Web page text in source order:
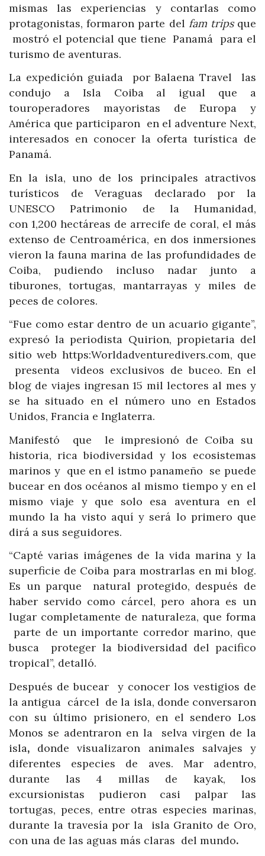
mismas las experiencias y contarlas como
protagonistas, formaron parte del fam tripsque
mostró el potencial que tiene Panamá para el
turismo de aventuras.
La expedición guiada por Balaena Travel las
condujo a Isla Coiba al igual que a
touroperadores mayoristas de Europa y
América que participaron en el adventure Next,
interesados en conocer la oferta turística de
Panamá.
En la isla, uno de los principales atractivos
turísticos de Veraguas declarado por la
UNESCO Patrimonio de la Humanidad,
con 1,200 hectáreas de arrecife de coral, el más
extenso de Centroamérica, en dos inmersiones
vieron la fauna marina de las profundidades de
Coiba, pudiendo incluso nadar junto a
tiburones, tortugas, mantarrayas y miles de
peces de colores.
“Fue como estar dentro de un acuario gigante”,
expresó la periodista Quirion, propietaria del
sitio web https:Worldadventuredivers.com, que
presenta videos exclusivos de buceo. En el
blog de viajes ingresan 15 mil lectores al mes y
se ha situado en el número uno en Estados
Unidos, Francia e Inglaterra.
Manifestó que le impresionó de Coiba su
historia, rica biodiversidad y los ecosistemas
marinos y que en el istmo panameño se puede
bucear en dos océanos al mismo tiempo y en el
mismo viaje y que solo esa aventura en el
mundo la ha visto aquí y será lo primero que
dirá a sus seguidores.
“Capté varias imágenes de la vida marina y la
superficie de Coiba para mostrarlas en mi blog.
Es un parque natural protegido, después de
haber servido como cárcel, pero ahora es un
lugar completamente de naturaleza, que forma
parte de un importante corredor marino, que
busca proteger la biodiversidad del pacifico
tropical”, detalló.
Después de bucear y conocer los vestigios de
la antigua cárcel de la isla, donde conversaron
con su último prisionero, en el sendero Los
Monos se adentraron en la selva virgen de la
isla, donde visualizaron animales salvajes y
diferentes especies de aves. Mar adentro,
durante las 4 millas de kayak, los
excursionistas pudieron casi palpar las
tortugas, peces, entre otras especies marinas,
durante la travesía por la isla Granito de Oro,
con una de las aguas más claras del mundo.